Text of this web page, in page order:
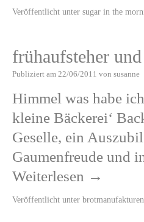
Veröffentlicht unter sugar in the
frühaufsteher
Publiziert am 22/06/2011 von susanne
Himmel was habe
kleine Bäckerei‘
Geselle, ein
Gaumenfreude und
Weiterlesen →
Veröffentlicht unter brotmanufakturen